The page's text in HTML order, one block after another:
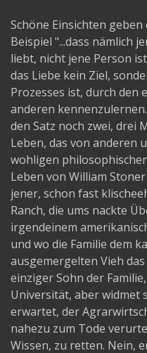
Schöne Einsichten geben
Beispiel "...dass nämlich
liebt, nicht jene Person
das Liebe kein Ziel,
Prozesses ist, durch den
anderen
den Satz noch zwei, drei
Leben, das von anderen
wohligen
Leben von William
jener, schon fast
Ranch, die ums nackte
irgendeinem
und wo die Familie dem
ausgemergelten Vieh
einziger Sohn der
Universität, aber widmet
erwartet, der
nahezu zum Tode
Wissen, zu retten. Nein,